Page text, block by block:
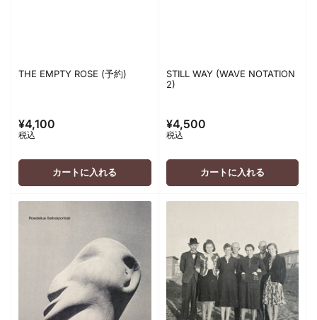
THE EMPTY ROSE (予約)
通
常
価
¥4,100
税込
カートに入れる
STILL WAY (WAVE NOTATION
2)
通
常
価
¥4,500
税込
カートに入れる